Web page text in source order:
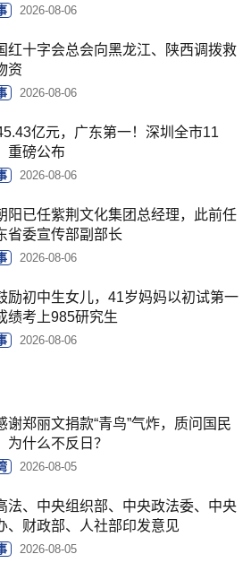
2026-08-06
红十字会总会向黑龙江、陕西调拨救
资
2026-08-06
亿元，广东第一！深圳全市11
重磅公布
2026-08-06
阳已任紫荆文化集团总经理，此前任
省委宣传部副部长
2026-08-06
励初中生女儿，41岁妈妈以初试第一
绩考上985研究生
2026-08-06
谢郑丽文捐款“青鸟”气炸，质问国民
为什么不反日？
2026-08-05
法、中央组织部、中央政法委、中央
、财政部、人社部印发意见
2026-08-05